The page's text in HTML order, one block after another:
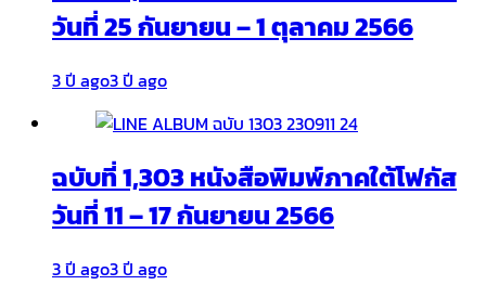
วันที่ 25 กันยายน – 1 ตุลาคม 2566
3 ปี ago3 ปี ago
ฉบับที่ 1,303 หนังสือพิมพ์ภาคใต้โฟกัส
วันที่ 11 – 17 กันยายน 2566
3 ปี ago3 ปี ago